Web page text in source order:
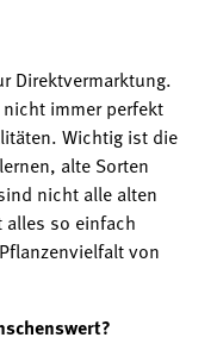
Direktvermarktung.
immer perfekt
Wichtig ist die
alte Sorten
nicht alle alten
so einfach
von